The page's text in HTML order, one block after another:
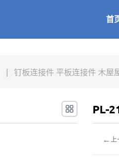
首
| 钉板连接件 平板连接件 木屋
PL-
←